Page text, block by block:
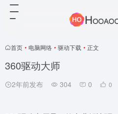
首页 • 电脑网络 • 驱动下载 • 正文
360驱动大师
2年前发布 304 0 0